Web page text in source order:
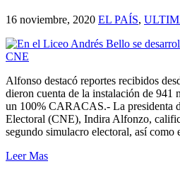
16 noviembre, 2020 EL PAÍS,
Alfonso destacó reportes recibidos
dieron cuenta de la instalación de 941
un 100% CARACAS.- La presidenta
Electoral (CNE), Indira Alfonzo,
segundo simulacro electoral, así
Leer Mas